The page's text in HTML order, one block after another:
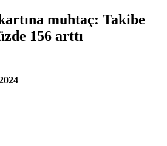
muhtaç: Takibe
156 arttı